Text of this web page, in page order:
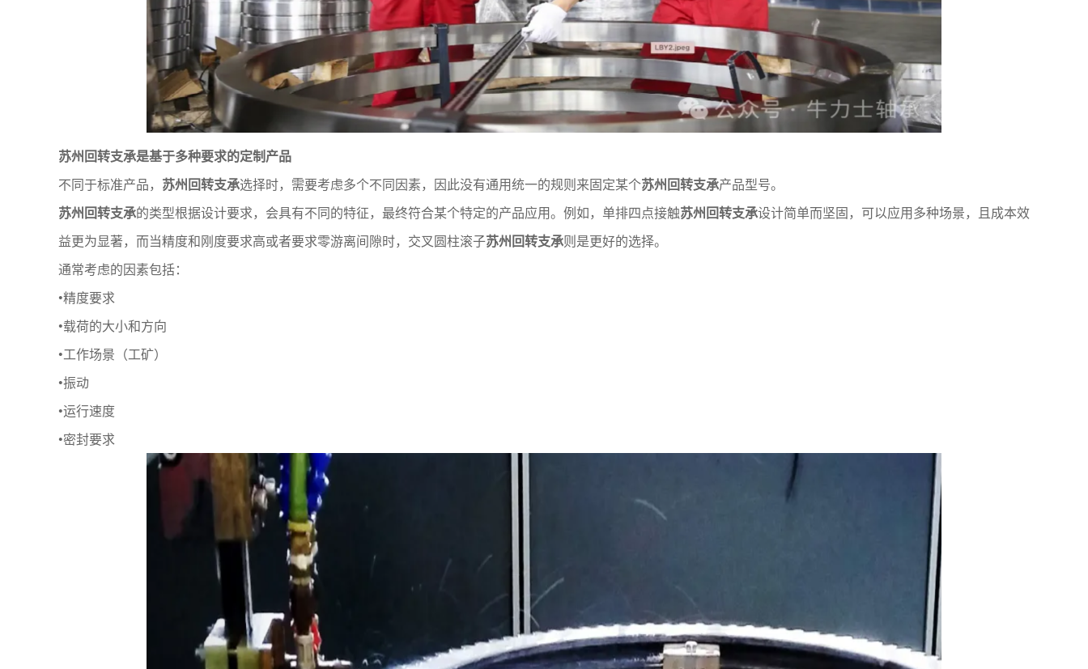
苏州回转支承是基于多种要求的定制产品
不同于标准产品， 苏州回转支承选择时，需要考虑多个不同因素，因此没有通用统一的规则来固定某个苏州回转支承产品型号。
苏州回转支承的类型根据设计要求，会具有不同的特征，最终符合某个特定的产品应用。例如，单排四点接触苏州回转支承设计简单而坚固，可以应用多种场景，且成本效
益更为显著，而当精度和刚度要求高或者要求零游离间隙时，交叉圆柱滚子苏州回转支承则是更好的选择。
通常考虑的因素包括：
•精度要求
•载荷的大小和方向
•工作场景（工矿）
•振动
•运行速度
•密封要求